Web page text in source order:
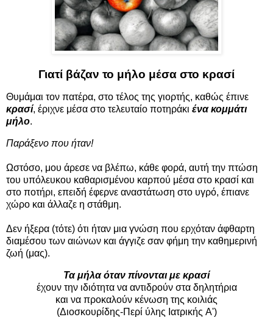
Γιατί βάζαν το μήλο μέσα στο κρασί
Θυμάμαι τον πατέρα, στο τέλος της γιορτής, καθώς έπινε
κρασί, έριχνε μέσα στο τελευταίο ποτηράκι ένα κομμάτι
μήλο.
Παράξενο που ήταν!
Ωστόσο, μου άρεσε να βλέπω, κάθε φορά, αυτή την πτώση
του υπόλευκου καθαρισμένου καρπού μέσα στο κρασί και
στο ποτήρι, επειδή έφερνε αναστάτωση στο υγρό, έπιανε
χώρο και άλλαζε η στάθμη.
Δεν ήξερα (τότε) ότι ήταν μια γνώση που ερχόταν άφθαρτη
διαμέσου των αιώνων και άγγιζε σαν φήμη την καθημερινή
ζωή (μας).
Τα μήλα όταν πίνονται με κρασί
έχουν την ιδιότητα να αντιδρούν στα δηλητήρια
και να προκαλούν κένωση της κοιλιάς
(Διοσκουρίδης-Περί ύλης Ιατρικής A')